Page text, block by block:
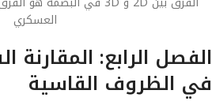
العسكري
الفصل الرابع: المقارنة
في الظروف القاسية